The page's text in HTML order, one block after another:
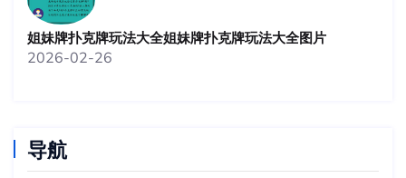
姐妹牌扑克牌玩法大全姐妹牌扑克牌玩法大全图片
2026-02-26
导航